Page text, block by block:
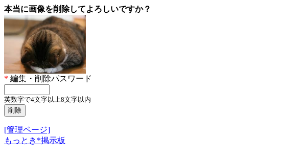
本当に画像を削除してよろしいですか？
* 編集・削除パスワード
英数字で4文字以上8文字以内
[管理ページ]
もっとき*掲示板